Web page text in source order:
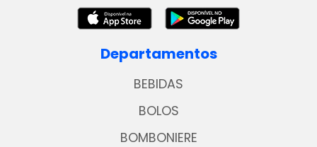
Departamentos
BEBIDAS
BOLOS
BOMBONIERE